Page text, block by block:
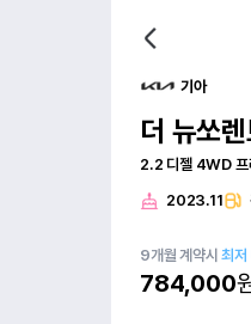
기아
더 뉴쏘
2.2 디젤 4WD 프
2023.11
9개월 계약시최저
784,000